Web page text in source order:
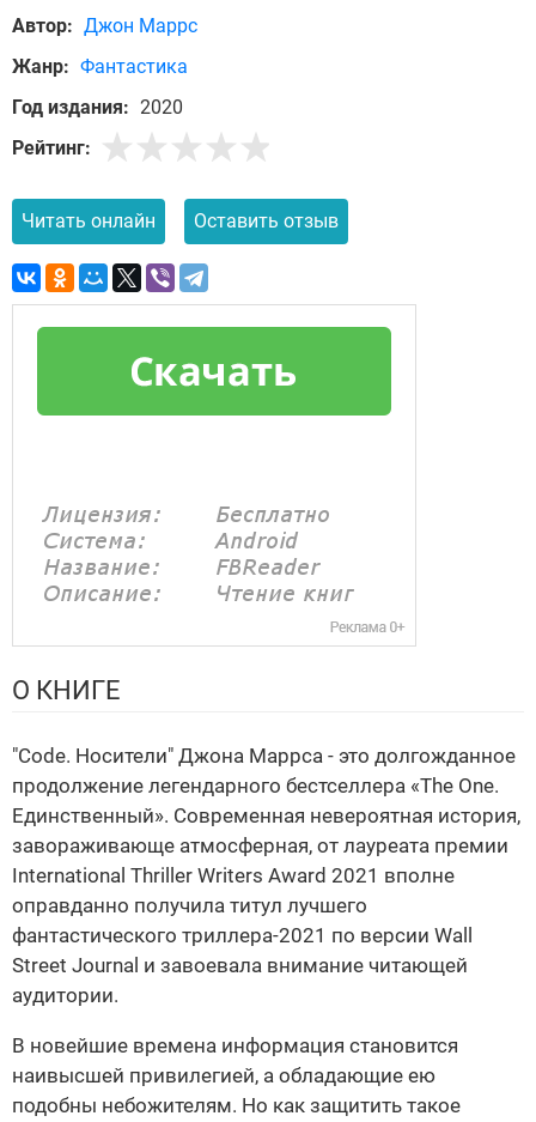
Автор: Джон Маррс
Жанр: Фантастика
Год издания: 2020
Рейтинг:
Читать онлайн Оставить отзыв
О КНИГЕ
"Code. Носители" Джона Маррса - это долгожданное
продолжение легендарного бестселлера «The One.
Единственный». Современная невероятная история,
завораживающе атмосферная, от лауреата премии
International Thriller Writers Award 2021 вполне
оправданно получила титул лучшего
фантастического триллера-2021 по версии Wall
Street Journal и завоевала внимание читающей
аудитории.
В новейшие времена информация становится
наивысшей привилегией, а обладающие ею
подобны небожителям. Но как защитить такое